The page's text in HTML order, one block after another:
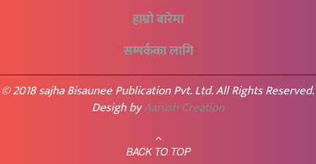
हाम्रो बारेमा
सम्पर्कका लागि
© 2018 sajha Bisaunee Publication Pvt. Ltd. All Rights Reserved.
Desigh byAarush Creation
BACK TO TOP